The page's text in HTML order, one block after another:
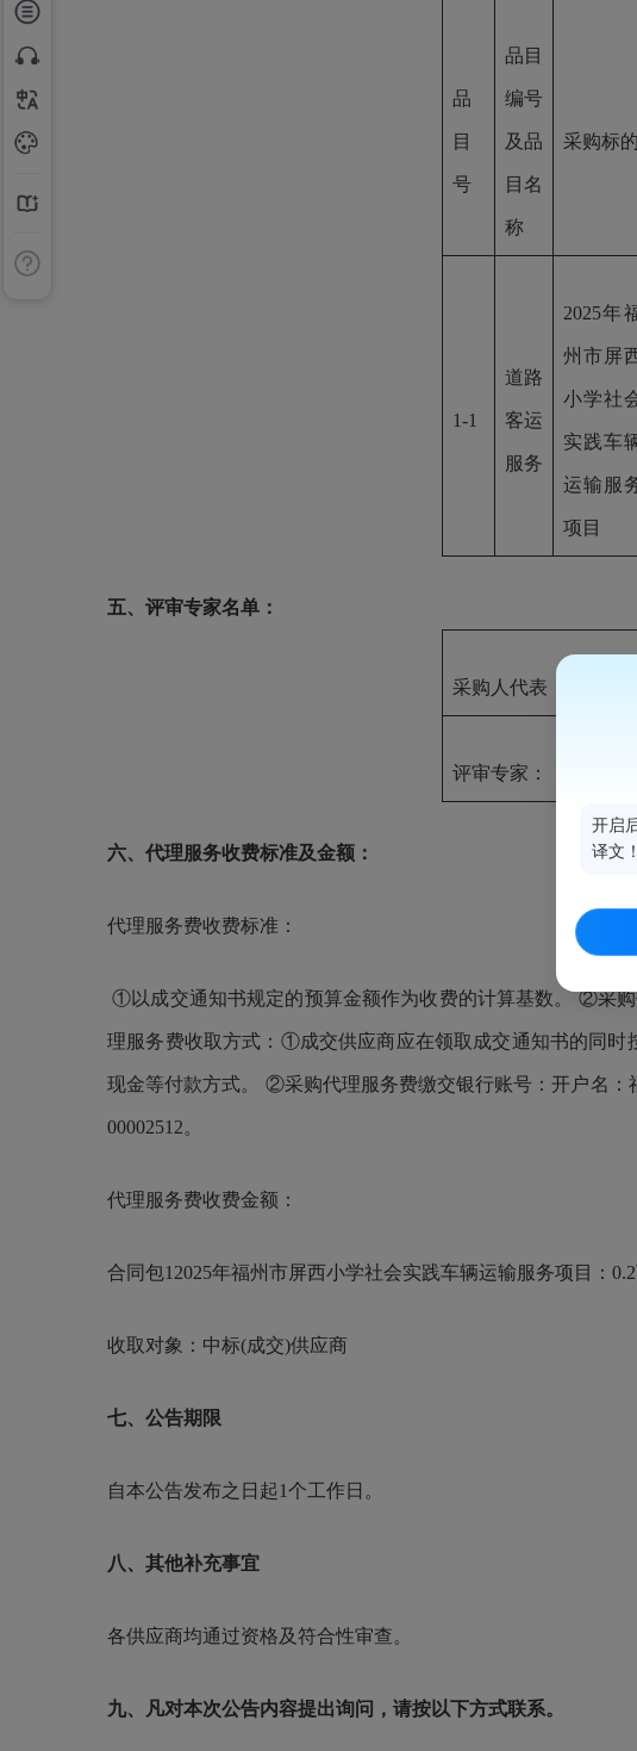
品
目
号
品目
编号
及品
目名
称
采购标的
1-1
道路
客运
服务
2025年
州市屏
小学社
实践车
运输服
项目
五、评审专家名单：
采购人代表：
评审专家：
六、代理服务收费标准及金额：
代理服务费收费标准：
①以成交通知书规定的预算金额作为收费的计算基数。 ②采购
理服务费收取方式：①成交供应商应在领取成交通知书的同时
现金等付款方式。 ②采购代理服务费缴交银行账号：开户名：
00002512。
代理服务费收费金额：
合同包12025年福州市屏西小学社会实践车辆运输服务项目：
收取对象：中标(成交)供应商
七、公告期限
自本公告发布之日起1个工作日。
八、其他补充事宜
各供应商均通过资格及符合性审查。
九、凡对本次公告内容提出询问，请按以下方式联系。
开启
译文！